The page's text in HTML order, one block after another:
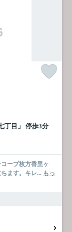
丁目」 停歩3分
ープ枚方香里ヶ
ます。キレ... もっ